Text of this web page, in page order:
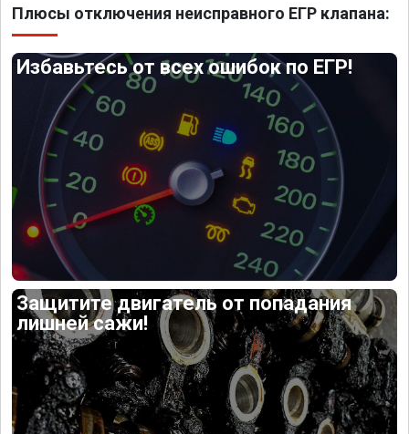
Плюсы отключения неисправного ЕГР клапана:
Избавьтесь от всех ошибок по ЕГР!
Защитите двигатель от попадания
лишней сажи!